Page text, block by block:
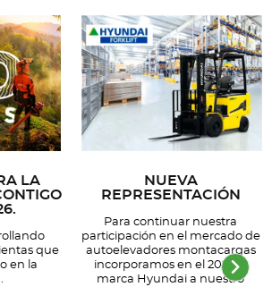
LA
que
en la
NUEVA
REPRESENTACIÓN
Para continuar nuestra
participación en el mercado de
autoelevadores montacargas
incorporamos en el 2023 la
marca Hyundai a nuestro